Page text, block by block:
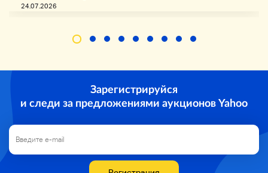
24.07.2026
Зарегистрируйся
и следи за предложениями аукционов Yahoo